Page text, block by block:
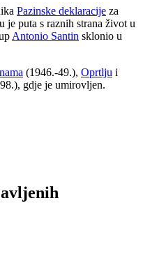
Pazinske deklaracije za
je puta s raznih strana život u
Antonio Santin sklonio u
(1946.-49.), Oprtlju i
gdje je umirovljen.